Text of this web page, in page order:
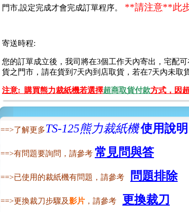
門市,設定完成才會完成訂單程序。
**請注意**此
寄送時程:
您的訂單成立後，我司將在3個工作天內寄出， 宅配可
貨之門市，請在貨到7天內到店取貨，若在7天內未取
注意: 購買熊力裁紙機若選擇超商取貨付款方式，因
==>了解更多TS-125熊力裁紙機使用說明
==>有問題要詢問，請參考 常見問與答
==>已使用的裁紙機有問題，請參考 問題排除
==>更換裁刀步驟及影片 ，請參考 更換裁刀